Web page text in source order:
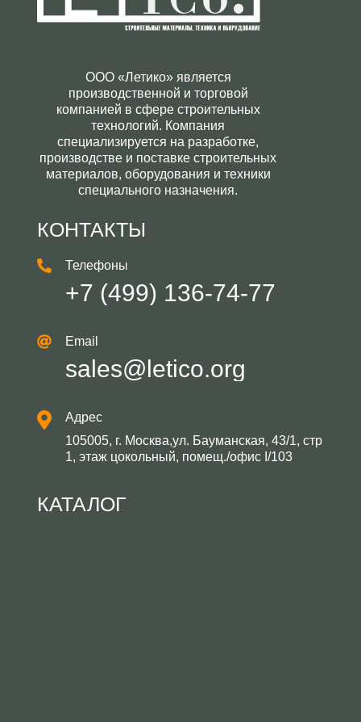
ООО «Летико» является
производственной и торговой
компанией в сфере строительных
технологий. Компания
специализируется на разработке,
производстве и поставке строительных
материалов, оборудования и техники
специального назначения.
КОНТАКТЫ
Телефоны
+7 (499) 136-74-77
Email
sales@letico.org
Адрес
105005, г. Москва,ул. Бауманская, 43/1, стр
1, этаж цокольный, помещ./офис I/103
КАТАЛОГ